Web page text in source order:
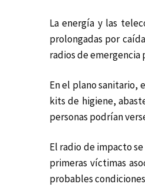
La energía y las
prolongadas por
radios de
En el plano sanitario,
kits de higiene,
personas podrían
El radio de impacto
primeras víctimas
probables